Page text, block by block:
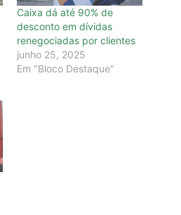
Caixa dá até 90% de
desconto em dívidas
renegociadas por clientes
junho 25, 2025
Em "Bloco Destaque"